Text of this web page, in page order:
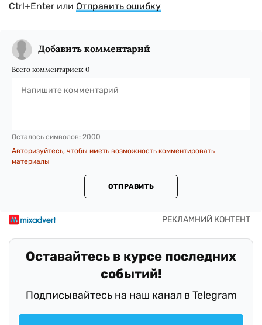
Ctrl+Enter или Отправить ошибку
Добавить комментарий
Всего комментариев: 0
Осталось символов: 2000
Авторизуйтесь, чтобы иметь возможность комментировать
материалы
ОТПРАВИТЬ
Оставайтесь в курсе последних
событий!
Подписывайтесь на наш канал в Telegram